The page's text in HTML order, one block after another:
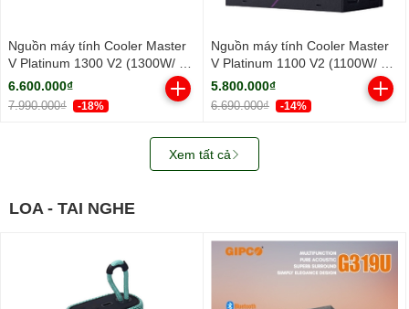
Nguồn máy tính Cooler Master
V Platinum 1300 V2 (1300W/ 80
Plus Platinum/ Full-Modular/
ATX/ Đen)
6.600.000₫
7.990.000₫ -18%
Nguồn máy tính Cooler Master
V Platinum 1100 V2 (1100W/ 80
Plus Platinum/ Full-Modular/
ATX/ Đen)
5.800.000₫
6.690.000₫ -14%
Xem tất cả
LOA - TAI NGHE